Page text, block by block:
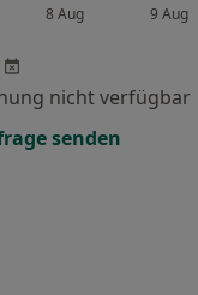
8 Aug 9 Aug
nicht verfügbar
senden